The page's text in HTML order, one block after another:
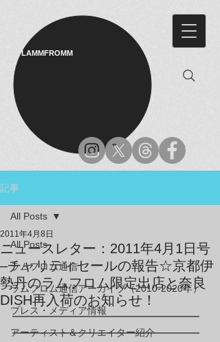
LAMMFROMM​
記事
All Posts
ラムフロム通信
ラムフロム通信アーカイブ（2010-2020年）
プレス・メディア情報
アーティスト＆クリエイター紹介
All Posts
ニュースレター：2011年4月1日号
–チャリティセールの報告☆京都伊
勢丹のラムフロム限定出店と奈良
DISH再入荷のお知らせ！
2011年4月8日
━━━━━━━━━━━━━━━━━
━━━━━━━━━━━━━━━━━